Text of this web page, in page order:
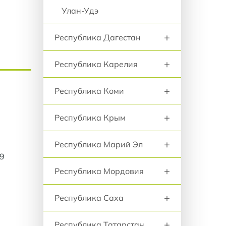
Улан-Удэ
Республика Дагестан +
Республика Карелия +
Республика Коми +
Республика Крым +
Республика Марий Эл +
Республика Мордовия +
Республика Саха +